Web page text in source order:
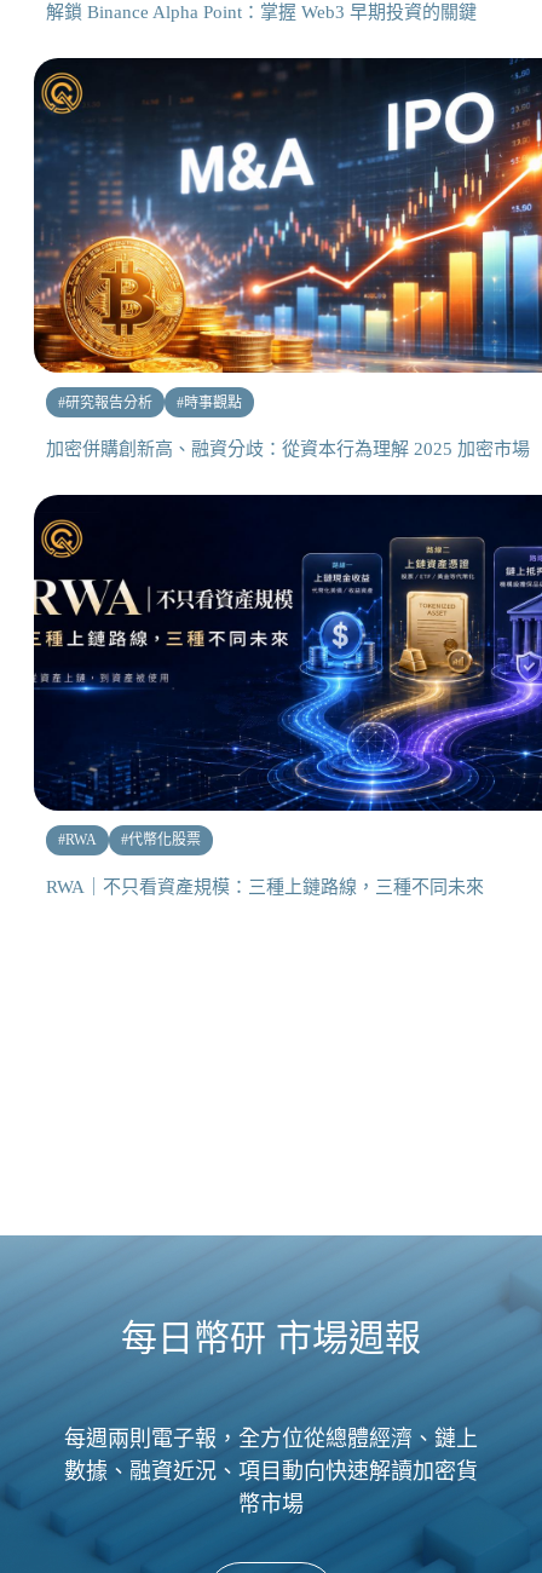
解鎖 Binance Alpha Point：掌握 Web3 早期投資的關鍵
#研究報告分析 #時事觀點
加密併購創新高、融資分歧：從資本行為理解 2025 加密市場
#RWA #代幣化股票
RWA｜不只看資產規模：三種上鏈路線，三種不同未來
每日幣研 市場週報
每週兩則電子報，全方位從總體經濟、鏈上
數據、融資近況、項目動向快速解讀加密貨
幣市場